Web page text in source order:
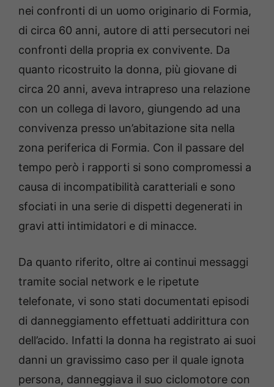
nei confronti di un uomo originario di Formia,
di circa 60 anni, autore di atti persecutori nei
confronti della propria ex convivente. Da
quanto ricostruito la donna, più giovane di
circa 20 anni, aveva intrapreso una relazione
con un collega di lavoro, giungendo ad una
convivenza presso un’abitazione sita nella
zona periferica di Formia. Con il passare del
tempo però i rapporti si sono compromessi a
causa di incompatibilità caratteriali e sono
sfociati in una serie di dispetti degenerati in
gravi atti intimidatori e di minacce.
Da quanto riferito, oltre ai continui messaggi
tramite social network e le ripetute
telefonate, vi sono stati documentati episodi
di danneggiamento effettuati addirittura con
dell’acido. Infatti la donna ha registrato ai suoi
danni un gravissimo caso per il quale ignota
persona, danneggiava il suo ciclomotore con